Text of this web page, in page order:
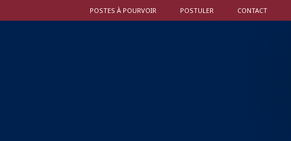
POSTES À POURVOIR POSTULER CONTACT